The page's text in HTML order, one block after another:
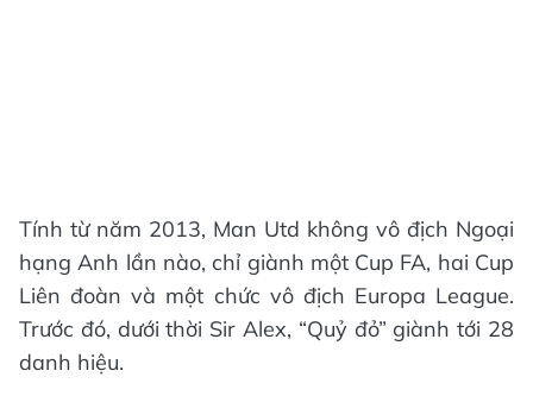
Tính từ năm 2013, Man Utd không vô địch Ngoại
hạng Anh lần nào, chỉ giành một Cup FA, hai Cup
Liên đoàn và một chức vô địch Europa League.
Trước đó, dưới thời Sir Alex, “Quỷ đỏ” giành tới 28
danh hiệu.